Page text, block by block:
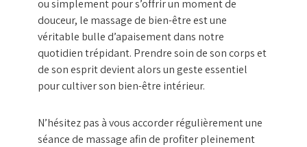
ou simplement pour s’offrir un moment de
douceur, le massage de bien-être est une
véritable bulle d’apaisement dans notre
quotidien trépidant. Prendre soin de son corps et
de son esprit devient alors un geste essentiel
pour cultiver son bien-être intérieur.
N’hésitez pas à vous accorder régulièrement une
séance de massage afin de profiter pleinement